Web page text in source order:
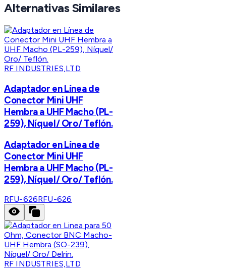
Alternativas Similares
RF INDUSTRIES,LTD
Adaptador en Línea de
Conector Mini UHF
Hembra a UHF Macho (PL-
259), Níquel/ Oro/ Teflón.
Adaptador en Línea de
Conector Mini UHF
Hembra a UHF Macho (PL-
259), Níquel/ Oro/ Teflón.
RFU-626RFU-626
RF INDUSTRIES,LTD